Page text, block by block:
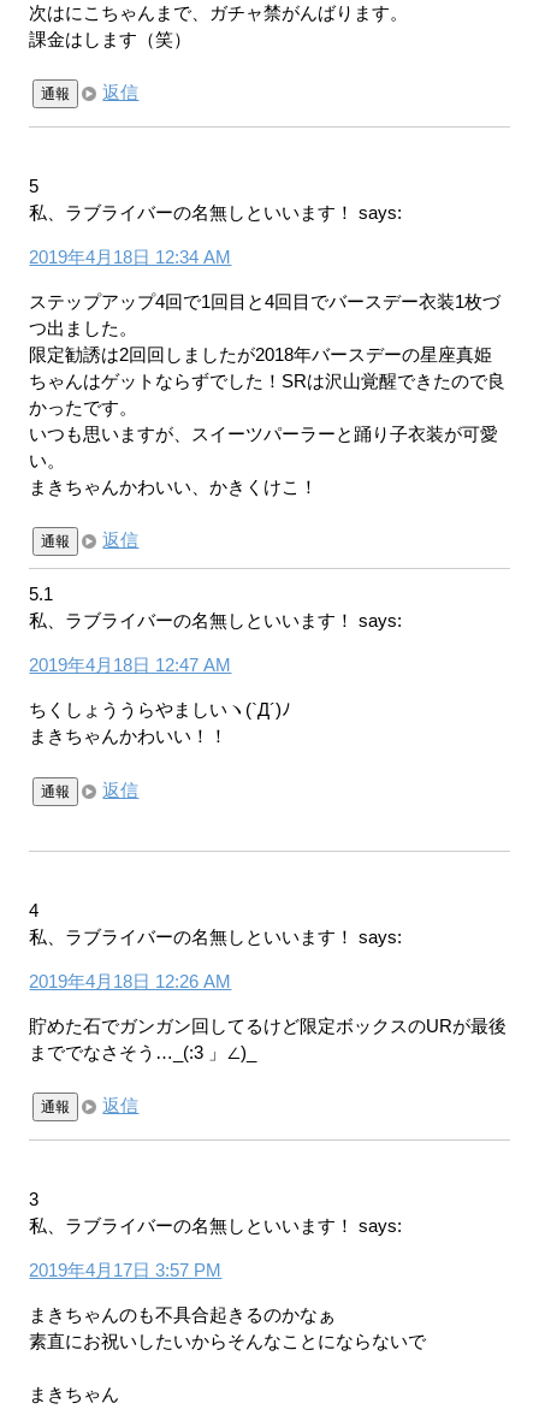
次はにこちゃんまで、ガチャ禁がんばります。
課金はします（笑）
通報 返信
5
私、ラブライバーの名無しといいます！
says:
2019年4月18日 12:34 AM
ステップアップ4回で1回目と4回目でバースデー衣装1枚づ
つ出ました。
限定勧誘は2回回しましたが2018年バースデーの星座真姫
ちゃんはゲットならずでした！SRは沢山覚醒できたので良
かったです。
いつも思いますが、スイーツパーラーと踊り子衣装が可愛
い。
まきちゃんかわいい、かきくけこ！
通報 返信
5.1
私、ラブライバーの名無しといいます！
says:
2019年4月18日 12:47 AM
ちくしょううらやましいヽ(`Д´)ﾉ
まきちゃんかわいい！！
通報 返信
4
私、ラブライバーの名無しといいます！
says:
2019年4月18日 12:26 AM
貯めた石でガンガン回してるけど限定ボックスのURが最後
まででなさそう…_(:3 」∠)_
通報 返信
3
私、ラブライバーの名無しといいます！
says:
2019年4月17日 3:57 PM
まきちゃんのも不具合起きるのかなぁ
素直にお祝いしたいからそんなことにならないで
まきちゃん